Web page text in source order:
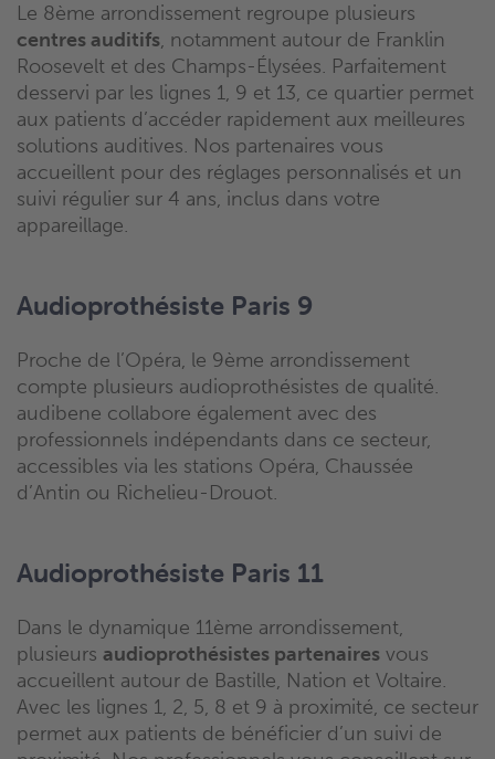
Le 8ème arrondissement regroupe plusieurs
centres auditifs, notamment autour de Franklin
Roosevelt et des Champs-Élysées. Parfaitement
desservi par les lignes 1, 9 et 13, ce quartier permet
aux patients d’accéder rapidement aux meilleures
solutions auditives. Nos partenaires vous
accueillent pour des réglages personnalisés et un
suivi régulier sur 4 ans, inclus dans votre
appareillage.
Audioprothésiste Paris 9
Proche de l’Opéra, le 9ème arrondissement
compte plusieurs audioprothésistes de qualité.
audibene collabore également avec des
professionnels indépendants dans ce secteur,
accessibles via les stations Opéra, Chaussée
d’Antin ou Richelieu-Drouot.
Audioprothésiste Paris 11
Dans le dynamique 11ème arrondissement,
plusieurs audioprothésistes partenaires vous
accueillent autour de Bastille, Nation et Voltaire.
Avec les lignes 1, 2, 5, 8 et 9 à proximité, ce secteur
permet aux patients de bénéficier d’un suivi de